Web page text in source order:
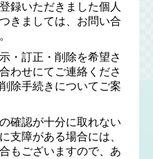
録いただきました個人
きましては、お問い合
・訂正・削除を希望さ
わせにてご連絡くださ
除手続きについてご案
確認が十分に取れない
支障がある場合には、
もございますので、あ